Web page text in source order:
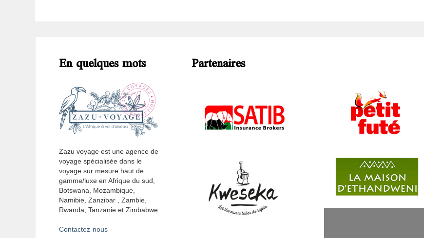
En quelques mots
Zazu voyage est une agence de
voyage spécialisée dans le
voyage sur mesure haut de
gamme/luxe en Afrique du sud,
Botswana, Mozambique,
Namibie, Zanzibar , Zambie,
Rwanda, Tanzanie et Zimbabwe.
Contactez-nous
Partenaires